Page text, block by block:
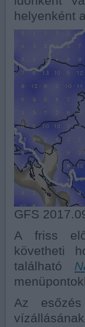
helyenként
GFS
A friss
követheti
található
Az